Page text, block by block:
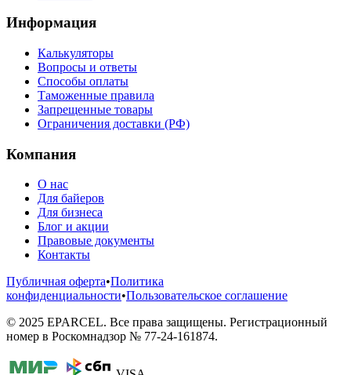
Информация
Калькуляторы
Вопросы и ответы
Способы оплаты
Таможенные правила
Запрещенные товары
Ограничения доставки (РФ)
Компания
О нас
Для байеров
Для бизнеса
Блог и акции
Правовые документы
Контакты
Публичная оферта•Политика
конфиденциальности•Пользовательское соглашение
© 2025 EPARCEL. Все права защищены. Регистрационный
номер в Роскомнадзор № 77-24-161874.